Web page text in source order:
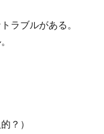
ラブルがある。
？）